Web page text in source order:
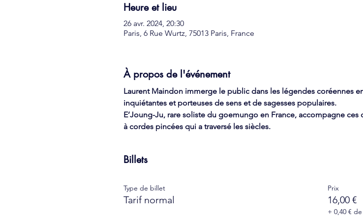
Heure et lieu
26 avr. 2024, 20:30
Paris, 6 Rue Wurtz, 75013 Paris, France
À propos de l'événement
Laurent Maindon immerge le public dans les légendes coréennes
inquiétantes et porteuses de sens et de sagesses populaires.
E’Joung-Ju, rare soliste du goemungo en France, accompagne
à cordes pincées qui a traversé les siècles.
Billets
Type de billet
Tarif normal
Prix
16,00 €
+ 0,40 €